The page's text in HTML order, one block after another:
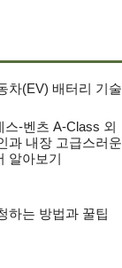
차(EV) 배터리 기술
스-벤츠 A-Class 외
과 내장 고급스러운
알아보기
하는 방법과 꿀팁